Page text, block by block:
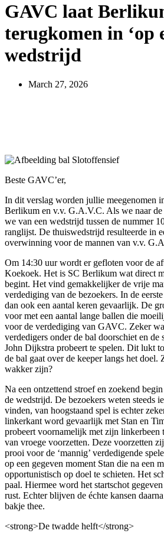
GAVC laat
terugkomen in ‘op
wedstrijd
March 27, 2026
Beste GAVC’er,
In dit verslag worden jullie meegenomen
Berlikum en v.v. G.A.V.C. Als we naar de
we van een wedstrijd tussen de nummer
ranglijst. De thuiswedstrijd resulteerde in
overwinning voor de mannen van v.v.
Om 14:30 uur wordt er gefloten voor de
Koekoek. Het is SC Berlikum wat direct
begint. Het vind gemakkelijker de vrije
verdediging van de bezoekers. In de
dan ook een aantal keren gevaarlijk. De
voor met een aantal lange ballen die
voor de verdediging van GAVC. Zeker
verdedigers onder de bal doorschiet en de
John Dijkstra probeert te spelen. Dit lukt
de bal gaat over de keeper langs het
wakker zijn?
Na een ontzettend stroef en zoekend
de wedstrijd. De bezoekers weten steeds
vinden, van hoogstaand spel is echter
linkerkant word gevaarlijk met Stan en
probeert voornamelijk met zijn linkerbeen
van vroege voorzetten. Deze voorzetten
prooi voor de ‘mannig’ verdedigende
op een gegeven moment Stan die na een
opportunistisch op doel te schieten. Het
paal. Hiermee word het startschot
rust. Echter blijven de échte kansen
bakje thee.
<strong>De twadde helft</strong>